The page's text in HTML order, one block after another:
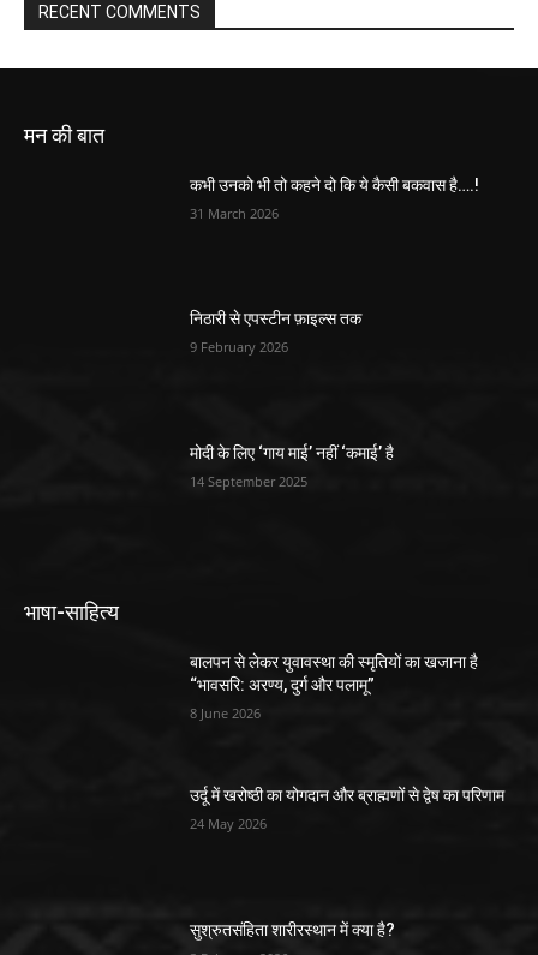
RECENT COMMENTS
मन की बात
कभी उनको भी तो कहने दो कि ये कैसी बकवास है….!
31 March 2026
निठारी से एपस्टीन फ़ाइल्स तक
9 February 2026
मोदी के लिए ‘गाय माई’ नहीं ‘कमाई’ है
14 September 2025
भाषा-साहित्य
बालपन से लेकर युवावस्था की स्मृतियों का खजाना है
“भावसरि: अरण्य, दुर्ग और पलामू”
8 June 2026
उर्दू में खरोष्ठी का योगदान और ब्राह्मणों से द्वेष का परिणाम
24 May 2026
सुश्रुतसंहिता शारीरस्थान में क्या है?